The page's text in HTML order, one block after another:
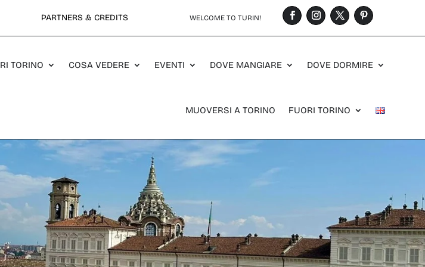
PARTNERS & CREDITS WELCOME TO TURIN!
TORINO COSA VEDERE EVENTI DOVE MANGIARE DOVE DORMIRE
MUOVERSI A TORINO FUORI TORINO